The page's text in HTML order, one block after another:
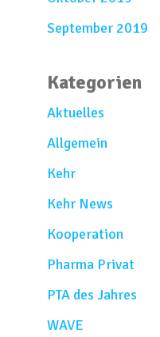
September 2019
Kategorien
Aktuelles
Allgemein
Kehr
Kehr News
Kooperation
Pharma Privat
PTA des Jahres
WAVE